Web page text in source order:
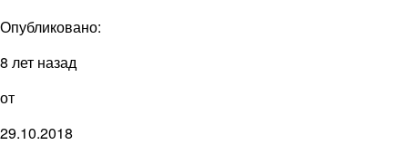
Опубликовано:
8 лет назад
от
29.10.2018